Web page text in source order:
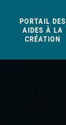
PORTAIL DES
AIDES À LA
CRÉATION